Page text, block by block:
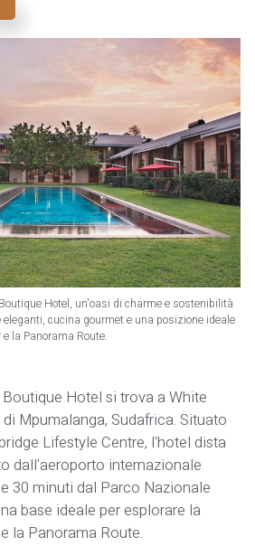
Hotel, un'oasi di charme e sostenibilità
eleganti, cucina gourmet e una posizione ideale
la Panorama Route.
Hotel si trova a White
Mpumalanga, Sudafrica. Situato
Lifestyle Centre, l'hotel dista
dall'aeroporto internazionale
30 minuti dal Parco Nazionale
base ideale per esplorare la
la Panorama Route.